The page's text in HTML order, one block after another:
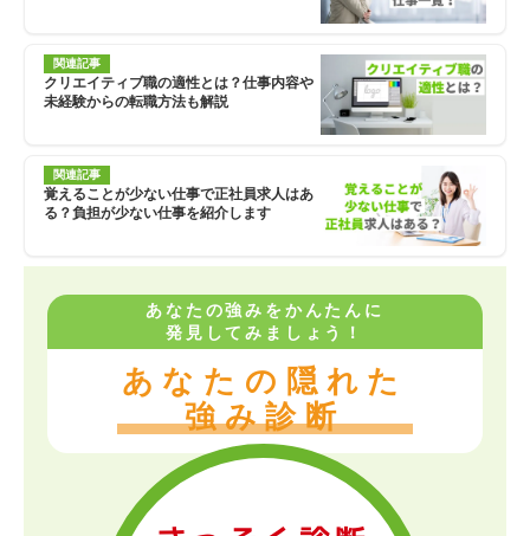
関連記事
クリエイティブ職の適性とは？仕事内容や
未経験からの転職方法も解説
関連記事
覚えることが少ない仕事で正社員求人はあ
る？負担が少ない仕事を紹介します
あなたの強みをかんたんに
発見してみましょう！
あなたの隠れた
強み診断